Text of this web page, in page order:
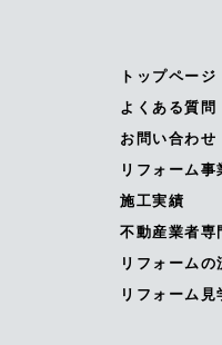
トップページ
よくある質問
お問い合わせ
リフォーム事
施工実績
不動産業者専
リフォームの
リフォーム見